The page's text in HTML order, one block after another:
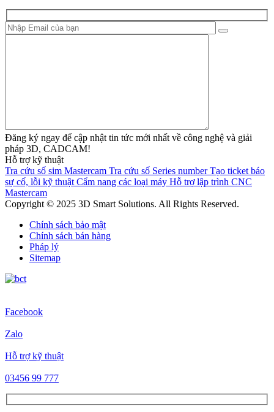
Đăng ký ngay để cập nhật tin tức mới nhất về công nghệ và giải
pháp 3D, CADCAM!
Hỗ trợ kỹ thuật
Tra cứu số sim Mastercam Tra cứu số Series number Tạo ticket báo
sự cố, lỗi kỹ thuật Cẩm nang các loại máy Hỗ trợ lập trình CNC
Mastercam
Copyright © 2025 3D Smart Solutions. All Rights Reserved.
Chính sách bảo mật
Chính sách bán hàng
Pháp lý
Sitemap
Facebook
Zalo
Hỗ trợ kỹ thuật
03456 99 777